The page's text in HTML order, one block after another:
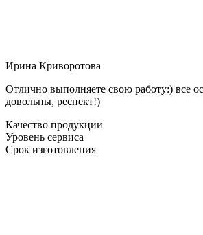
Ирина Криворотова
Отлично выполняете свою работу:) все
довольны, респект!)
Качество продукции
Уровень сервиса
Срок изготовления